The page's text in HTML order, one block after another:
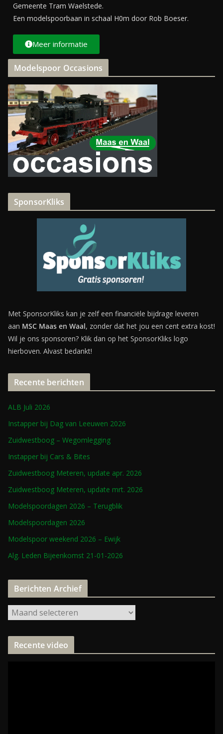
Gemeente Tram Waelstede.
Een modelspoorbaan in schaal H0m door Rob Boeser.
Meer informatie
Modelspoor Occasions
SponsorKliks
Met SponsorKliks kan je zelf een financiële bijdrage leveren
aan MSC Maas en Waal, zonder dat het jou een cent extra kost!
Wil je ons sponsoren? Klik dan op het SponsorKliks logo
hierboven. Alvast bedankt!
Recente berichten
ALB Juli 2026
Instapper bij Dag van Leeuwen 2026
Zuidwestboog – Wegomlegging
Instapper bij Cars & Bites
Zuidwestboog Meteren, update apr. 2026
Zuidwestboog Meteren, update mrt. 2026
Modelspoordagen 2026 – Terugblik
Modelspoordagen 2026
Modelspoor weekend 2026 – Ewijk
Alg. Leden Bijeenkomst 21-01-2026
Berichten Archief
Recente video